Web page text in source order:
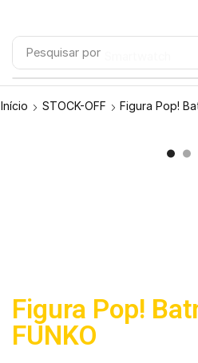
Pesquisar por
Início STOCK-OFF Figura Pop!
Figura Pop!
FUNKO